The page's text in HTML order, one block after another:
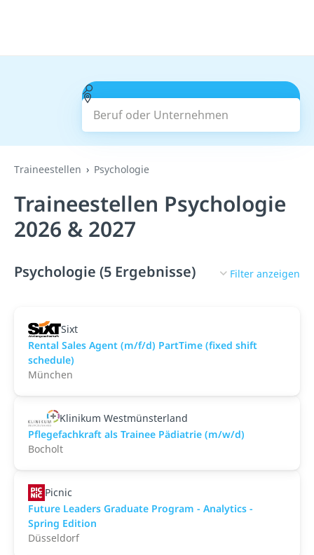
Beruf oder Unternehmen
Suchen
Traineestellen Psychologie
Traineestellen Psychologie
2026 & 2027
Psychologie (5 Ergebnisse) Filter anzeigen
Sixt
Rental Sales Agent (m/f/d) PartTime (fixed shift
schedule)
München
Klinikum Westmünsterland
Pflegefachkraft als Trainee Pädiatrie (m/w/d)
Bocholt
Picnic
Future Leaders Graduate Program - Analytics -
Spring Edition
Düsseldorf